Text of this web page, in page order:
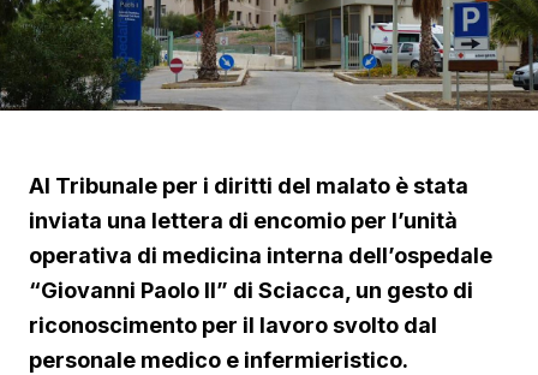
Al Tribunale per i diritti del malato è stata
inviata una lettera di encomio per l’unità
operativa di medicina interna dell’ospedale
“Giovanni Paolo II” di Sciacca, un gesto di
riconoscimento per il lavoro svolto dal
personale medico e infermieristico.